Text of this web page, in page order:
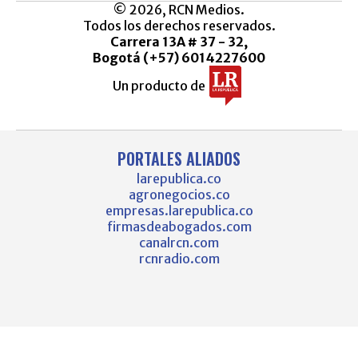
© 2026, RCN Medios.
Todos los derechos reservados.
Carrera 13A # 37 - 32,
Bogotá (+57) 6014227600
Un producto de
PORTALES ALIADOS
larepublica.co
agronegocios.co
empresas.larepublica.co
firmasdeabogados.com
canalrcn.com
rcnradio.com